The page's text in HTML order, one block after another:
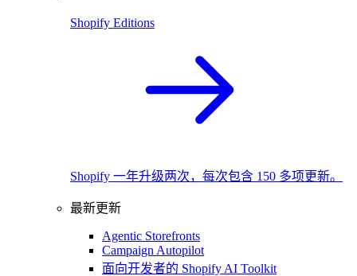
Shopify Editions
Shopify 一年升级两次，每次包含 150 多项更新。
最新更新
Agentic Storefronts
Campaign Autopilot
面向开发者的 Shopify AI Toolkit